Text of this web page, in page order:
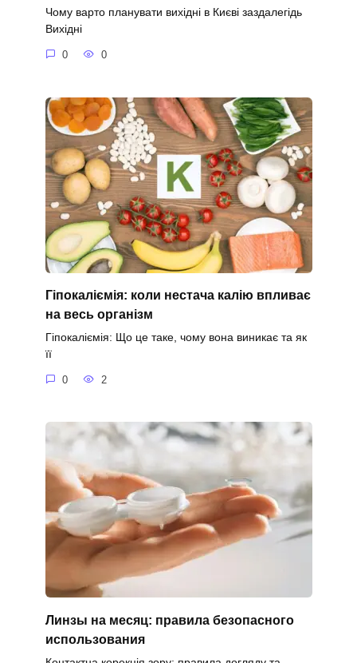
Чому варто планувати вихідні в Києві заздалегідь
Вихідні
0 0
Гіпокаліємія: коли нестача калію впливає
на весь організм
Гіпокаліємія: Що це таке, чому вона виникає та як
її
0 2
Линзы на месяц: правила безопасного
использования